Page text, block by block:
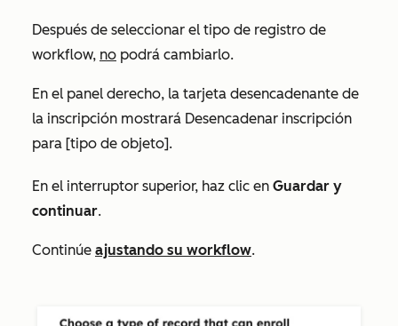
Después de seleccionar el tipo de registro de
workflow, no podrá cambiarlo.
En el panel derecho, la tarjeta desencadenante de
la inscripción mostrará Desencadenar inscripción
para [tipo de objeto].
En el interruptor superior, haz clic en Guardar y
continuar.
Continúe ajustando su workflow.